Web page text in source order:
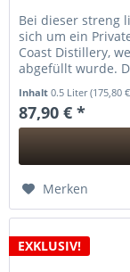
Bei dieser streng
sich um ein
Coast Distillery,
abgefüllt wurde.
Inhalt0.5 Liter(175,80
87,90 € *
Merken
EXKLUSIV!